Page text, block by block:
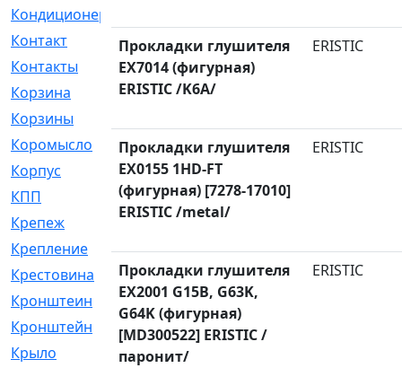
Кондиционер
Контакт
[3]
Контакты
[4]
Корзина
[1]
Корзины
Коромысло
[6]
Корпус
[41]
КПП
[70]
Крепеж
[4]
Крепление
[23]
Крестовина
[309]
Кронштеин
[1]
Кронштейн
[59]
Крыло
[285]
Прокладки глушителя
EX7014 (фигурная)
ERISTIC /K6A/
ERISTIC
Прокладки глушителя
EX0155 1HD-FT
(фигурная) [7278-17010]
ERISTIC /metal/
ERISTIC
Прокладки глушителя
EX2001 G15B, G63K,
G64K (фигурная)
[MD300522] ERISTIC /
паронит/
ERISTIC